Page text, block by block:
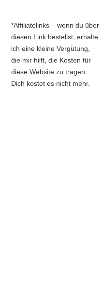
*Affiliatelinks – wenn du über
diesen Link bestellst, erhalte
ich eine kleine Vergütung,
die mir hilft, die Kosten für
diese Website zu tragen.
Dich kostet es nicht mehr.